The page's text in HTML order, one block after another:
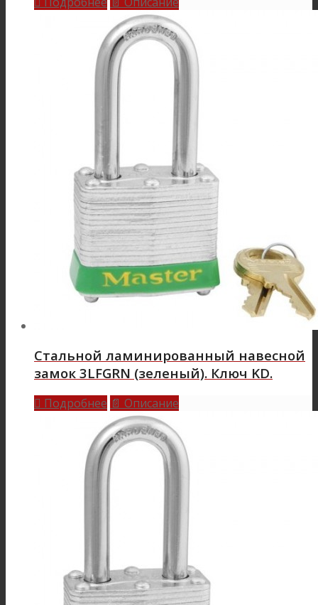
Стальной ламинированный навесной
замок 3LFGRN (зеленый). Ключ KD.
 Подробнее 📄 Описание